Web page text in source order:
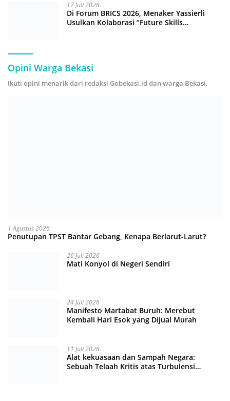
17 Juli 2026
Di Forum BRICS 2026, Menaker Yassierli
Usulkan Kolaborasi “Future Skills
Opini Warga Bekasi
Ikuti opini menarik dari redaksi Gobekasi.id dan warga Bekasi.
1 Agustus 2026
Penutupan TPST Bantar Gebang, Kenapa Berlarut-Larut?
26 Juli 2026
Mati Konyol di Negeri Sendiri
24 Juli 2026
Manifesto Martabat Buruh: Merebut
Kembali Hari Esok yang Dijual Murah
11 Juli 2026
Alat kekuasaan dan Sampah Negara:
Sebuah Telaah Kritis atas Turbulensi